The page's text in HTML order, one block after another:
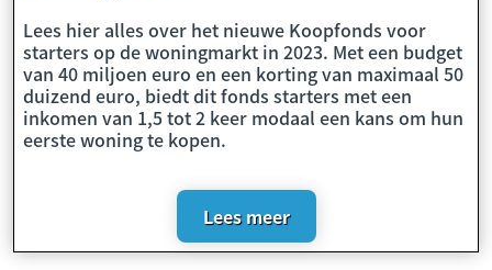
Lees hier alles over het nieuwe Koopfonds voor
starters op de woningmarkt in 2023. Met een budget
van 40 miljoen euro en een korting van maximaal 50
duizend euro, biedt dit fonds starters met een
inkomen van 1,5 tot 2 keer modaal een kans om hun
eerste woning te kopen.
Lees meer